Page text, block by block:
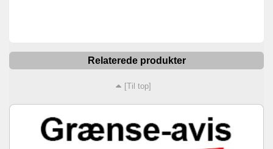
Relaterede produkter
[Til top]